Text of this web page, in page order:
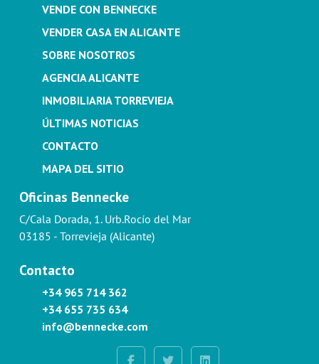
VENDE CON BENNECKE
VENDER CASA EN ALICANTE
SOBRE NOSOTROS
AGENCIA ALICANTE
INMOBILIARIA TORREVIEJA
ÚLTIMAS NOTICIAS
CONTACTO
MAPA DEL SITIO
Oficinas Bennecke
C/Cala Dorada, 1. Urb.Rocío del Mar
03185 - Torrevieja (Alicante)
Contacto
+34 965 714 362
+34 655 735 634
info@bennecke.com